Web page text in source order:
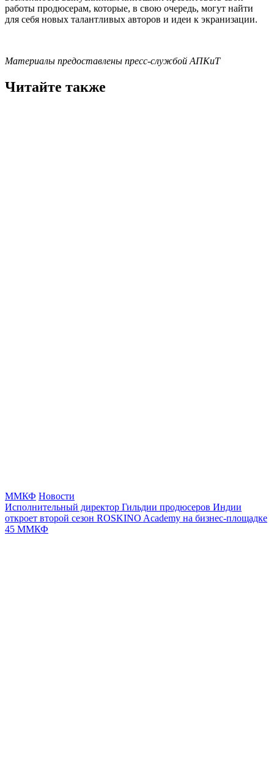
работы продюсерам, которые, в свою очередь, могут найти
для себя новых талантливых авторов и идеи к экранизации.
Материалы предоставлены пресс-службой АПКиТ
Читайте также
ММКФ Новости
Исполнительный директор Гильдии продюсеров Индии
откроет второй сезон ROSKINO Academy на бизнес-площадке
45 ММКФ